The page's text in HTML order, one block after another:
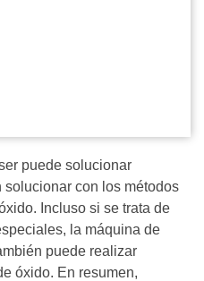
puede solucionar
con los métodos
Incluso si se trata de
la máquina de
puede realizar
óxido. En resumen,